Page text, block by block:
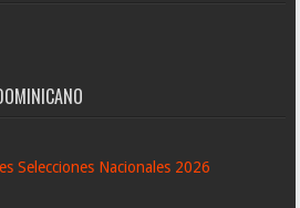
Selecciones Nacionales 2026